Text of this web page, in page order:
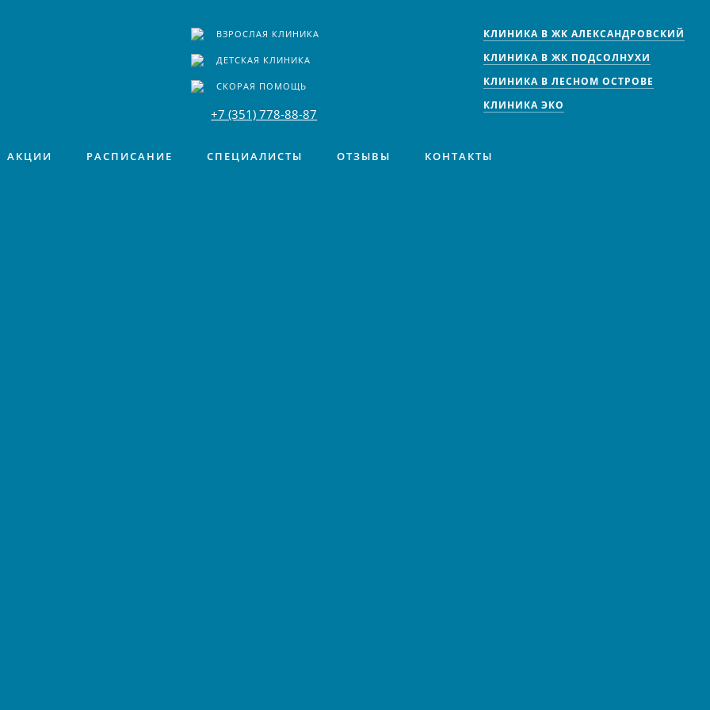
ВЗРОСЛАЯ КЛИНИКА
ДЕТСКАЯ КЛИНИКА
СКОРАЯ ПОМОЩЬ
+7 (351) 778-88-87
КЛИНИКА В ЖК АЛЕКСАНДРОВСКИЙ
КЛИНИКА В ЖК ПОДСОЛНУХИ
КЛИНИКА В ЛЕСНОМ ОСТРОВЕ
КЛИНИКА ЭКО
АКЦИИ РАСПИСАНИЕ СПЕЦИАЛИСТЫ ОТЗЫВЫ КОНТАКТЫ